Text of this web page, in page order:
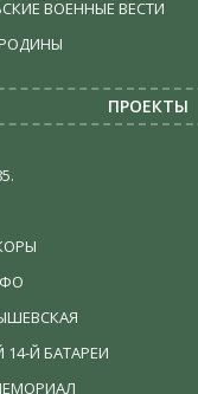
ВОЕННЫЕ ВЕСТИ
ПРОЕКТЫ
14-Й БАТАРЕИ